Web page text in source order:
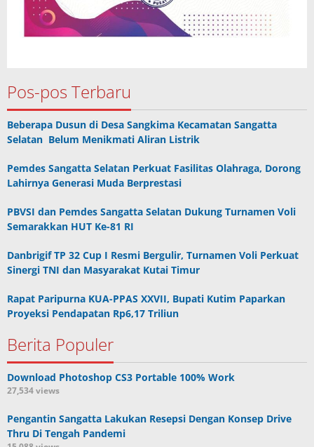
Pos-pos Terbaru
Beberapa Dusun di Desa Sangkima Kecamatan Sangatta
Selatan Belum Menikmati Aliran Listrik
Pemdes Sangatta Selatan Perkuat Fasilitas Olahraga, Dorong
Lahirnya Generasi Muda Berprestasi
PBVSI dan Pemdes Sangatta Selatan Dukung Turnamen Voli
Semarakkan HUT Ke-81 RI
Danbrigif TP 32 Cup I Resmi Bergulir, Turnamen Voli Perkuat
Sinergi TNI dan Masyarakat Kutai Timur
Rapat Paripurna KUA-PPAS XXVII, Bupati Kutim Paparkan
Proyeksi Pendapatan Rp6,17 Triliun
Berita Populer
Download Photoshop CS3 Portable 100% Work
27,534 views
Pengantin Sangatta Lakukan Resepsi Dengan Konsep Drive
Thru Di Tengah Pandemi